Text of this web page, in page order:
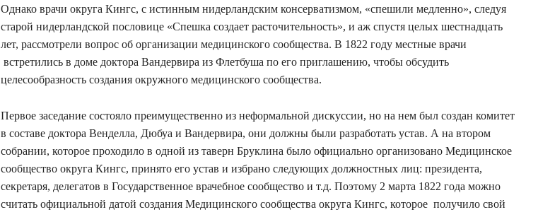
Однако врачи округа Кингс, с истинным нидерландским консерватизмом, «спешили медленно», следуя
старой нидерландской пословице «Спешка создает расточительность», и аж спустя целых шестнадцать
лет, рассмотрели вопрос об организации медицинского сообщества. В 1822 году местные врачи
встретились в доме доктора Вандервира из Флетбуша по его приглашению, чтобы обсудить
целесообразность создания окружного медицинского сообщества.
Первое заседание состояло преимущественно из неформальной дискуссии, но на нем был создан комитет
в составе доктора Венделла, Дюбуа и Вандервира, они должны были разработать устав. А на втором
собрании, которое проходило в одной из таверн Бруклина было официально организовано Медицинское
сообщество округа Кингс, принято его устав и избрано следующих должностных лиц: президента,
секретаря, делегатов в Государственное врачебное сообщество и т.д. Поэтому 2 марта 1822 года можно
считать официальной датой создания Медицинского сообщества округа Кингс, которое получило свой